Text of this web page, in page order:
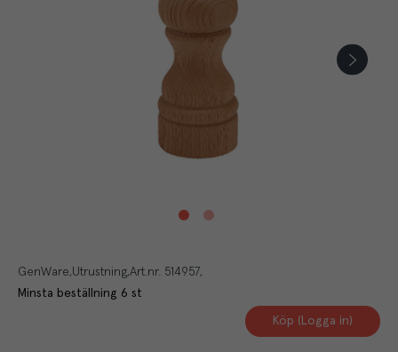
GenWare Utrustning Art.nr. 514957
Minsta beställning 6 st
Köp (Logga in)